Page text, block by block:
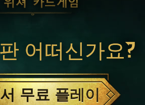
어떠신가요?
무료 플레이